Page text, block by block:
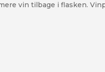
vin tilbage i flasken.